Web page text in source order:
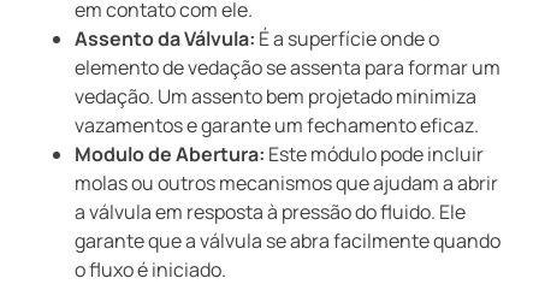
em contato com ele.
Assento da Válvula: É a superfície onde o
elemento de vedação se assenta para formar um
vedação. Um assento bem projetado minimiza
vazamentos e garante um fechamento eficaz.
Modulo de Abertura: Este módulo pode incluir
molas ou outros mecanismos que ajudam a abrir
a válvula em resposta à pressão do fluido. Ele
garante que a válvula se abra facilmente quando
o fluxo é iniciado.